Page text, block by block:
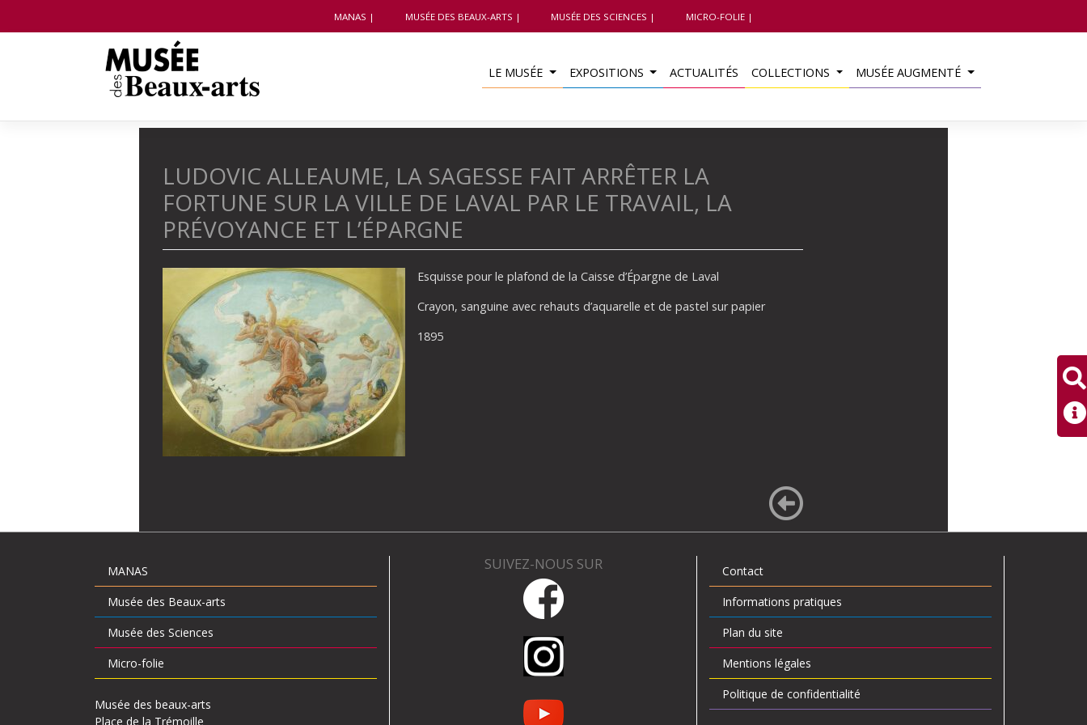
MANAS MUSÉE DES BEAUX-ARTS MUSÉE DES SCIENCES MICRO-FOLIE
LE MUSÉE EXPOSITIONS ACTUALITÉS COLLECTIONS MUSÉE AUGMENTÉ
LUDOVIC ALLEAUME, LA SAGESSE FAIT ARRÊTER LA
FORTUNE SUR LA VILLE DE LAVAL PAR LE TRAVAIL, LA
PRÉVOYANCE ET L’ÉPARGNE
Esquisse pour le plafond de la Caisse d’Épargne de Laval
Crayon, sanguine avec rehauts d’aquarelle et de pastel sur papier
1895
MANAS
Musée des Beaux-arts
Musée des Sciences
Micro-folie
Musée des beaux-arts
Place de la Trémoille
SUIVEZ-NOUS SUR
Contact
Informations pratiques
Plan du site
Mentions légales
Politique de confidentialité